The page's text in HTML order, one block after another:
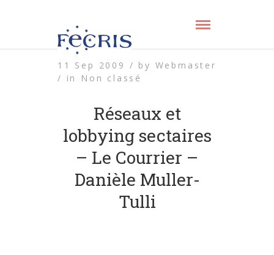
11 Sep 2009 / by Webmaster
/ in Non classé
Réseaux et
lobbying sectaires
– Le Courrier –
Danièle Muller-
Tulli